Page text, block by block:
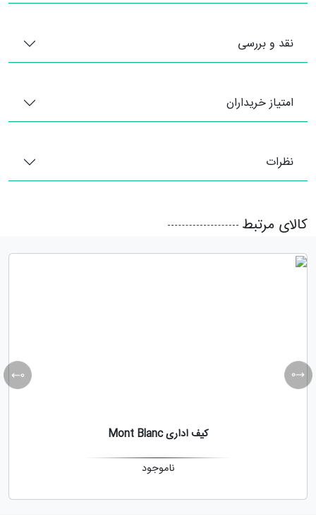
نقد و بررسی
امتیاز خریداران
نظرات
کالای مرتبط
کیف اداری Mont Blanc
ناموجود